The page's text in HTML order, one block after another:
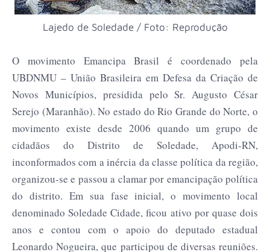
Lajedo de Soledade / Foto: Reprodução
O movimento Emancipa Brasil é coordenado pela
UBDNMU – União Brasileira em Defesa da Criação de
Novos Municípios, presidida pelo Sr. Augusto César
Serejo (Maranhão). No estado do Rio Grande do Norte, o
movimento existe desde 2006 quando um grupo de
cidadãos do Distrito de Soledade, Apodi-RN,
inconformados com a inércia da classe política da região,
organizou-se e passou a clamar por emancipação política
do distrito. Em sua fase inicial, o movimento local
denominado Soledade Cidade, ficou ativo por quase dois
anos e contou com o apoio do deputado estadual
Leonardo Nogueira, que participou de diversas reuniões.